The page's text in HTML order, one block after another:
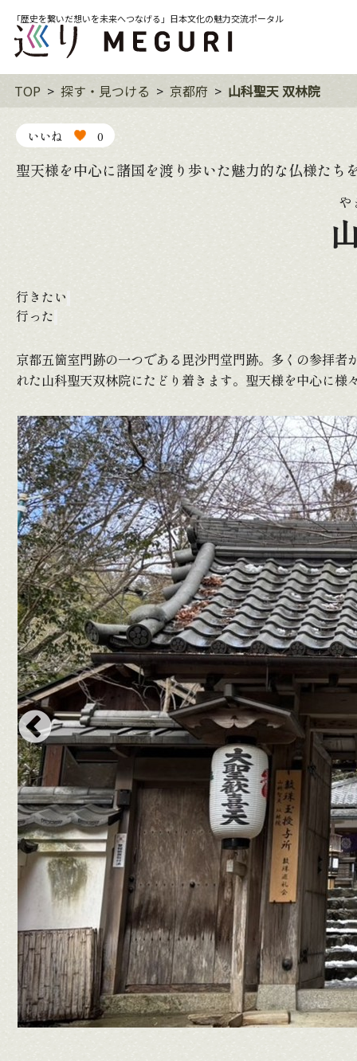
「歴史を繋いだ想いを未来へつなげる」日本文化の魅力交流ポータル
TOP 探す・見つける 京都府 山科聖天 双林院
聖天様を中心に諸国を渡り歩いた魅力的な仏様たち
いいね 0
や
行きたい
行った
京都五箇室門跡の一つである毘沙門堂門跡。多くの参拝
れた山科聖天双林院にたどり着きます。聖天様を中心に